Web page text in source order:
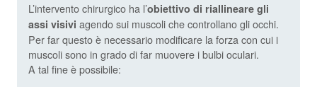
L’intervento chirurgico ha l’obiettivo di riallineare gli
assi visivi agendo sui muscoli che controllano gli occhi.
Per far questo è necessario modificare la forza con cui i
muscoli sono in grado di far muovere i bulbi oculari.
A tal fine è possibile: